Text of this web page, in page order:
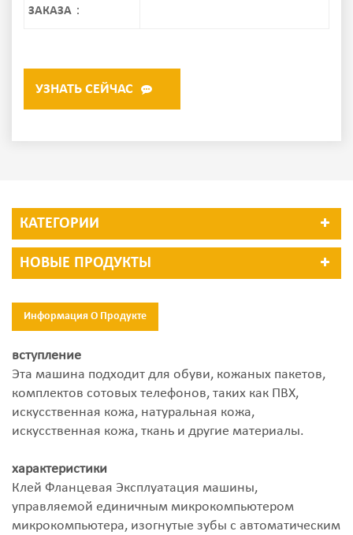
ЗАКАЗА：
УЗНАТЬ СЕЙЧАС
КАТЕГОРИИ
НОВЫЕ ПРОДУКТЫ
Информация О Продукте
вступление
Эта машина подходит для обуви, кожаных пакетов,
комплектов сотовых телефонов, таких как ПВХ,
искусственная кожа, натуральная кожа,
искусственная кожа, ткань и другие материалы.
характеристики
Клей Фланцевая Эксплуатация машины,
управляемой единичным микрокомпьютером
микрокомпьютера, изогнутые зубы с автоматическим